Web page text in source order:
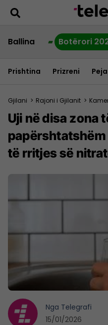
Ballina Botërori
Prishtina Prizreni Peja
Gjilani > Rajoni i Gjilanit >
Uji në disa zona
të rritjes së
Nga Telegrafi
15/01/2026